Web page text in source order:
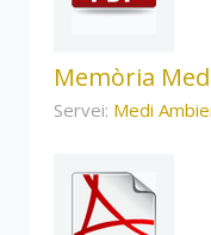
Memòria
Servei: Medi